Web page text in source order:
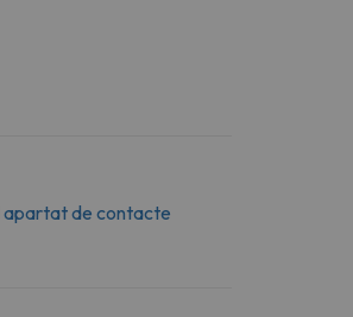
apartat de contacte